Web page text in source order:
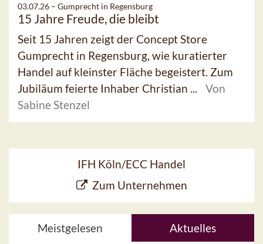
03.07.26 – Gumprecht in Regensburg
15 Jahre Freude, die bleibt
Seit 15 Jahren zeigt der Concept Store
Gumprecht in Regensburg, wie kuratierter
Handel auf kleinster Fläche begeistert. Zum
Jubiläum feierte Inhaber Christian ...
Von
Sabine Stenzel
IFH Köln/ECC Handel
Zum Unternehmen
Meistgelesen Aktuelles